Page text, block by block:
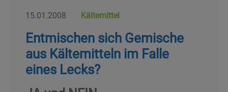
15.01.2008 Kältemittel
Entmischen sich Gemische
aus Kältemitteln im Falle
eines Lecks?